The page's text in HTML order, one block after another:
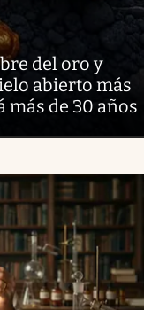
del oro y
abierto más
más de 30 años